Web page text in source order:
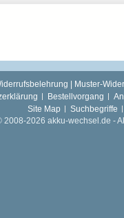
| Muster-
Bestellvorgang
Site Map
Suchbegriffe
2008-2026 akku-wechsel.de -